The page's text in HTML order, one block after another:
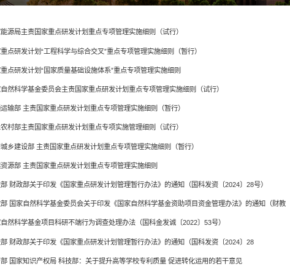
能源局主责国家重点研发计划重点专项管理实施细则（试行）
重点研发计划“工程科学与综合交叉”重点专项管理实施细则（暂行）
重点研发计划“国家质量基础设施体系”重点专项管理实施细则
自然科学基金委员会主责国家重点研发计划重点专项管理实施细则（试行）
输部 主责国家重点研发计划重点专项管理实施细则（暂行）
村部主责国家重点研发计划重点专项实施管理细则（试行）
乡建设部 主责国家重点研发计划重点专项管理实施细则（暂行）
源部 主责国家重点研发计划重点专项管理实施细则
财政部关于印发《国家重点研发计划管理暂行办法》的通知（国科发资〔2024〕28号）
国家自然科学基金委员会关于印发《国家自然科学基金资助项目资金管理办法》的通知（财教
自然科学基金项目科研不端行为调查处理办法（国科金发诚〔2022〕53号）
财政部关于印发《国家重点研发计划管理暂行办法》的通知（国科发资〔2024〕28
国家知识产权局 科技部：关于提升高等学校专利质量 促进转化运用的若干意见